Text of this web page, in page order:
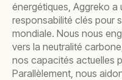
énergétiques, Aggreko
responsabilité clés pour
mondiale. Nous nous
vers la neutralité
nos capacités actuelles
Parallèlement, nous